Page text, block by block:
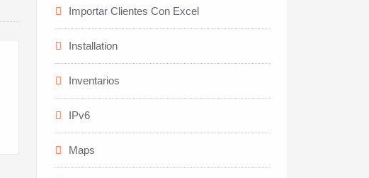
Importar Clientes Con Excel
Installation
Inventarios
IPv6
Maps